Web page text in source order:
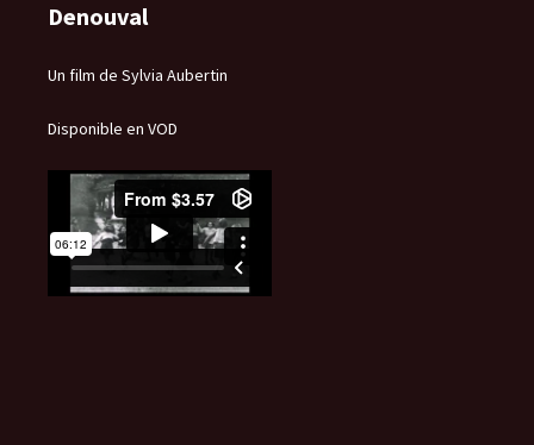
Denouval
Un film de Sylvia Aubertin
Disponible en VOD